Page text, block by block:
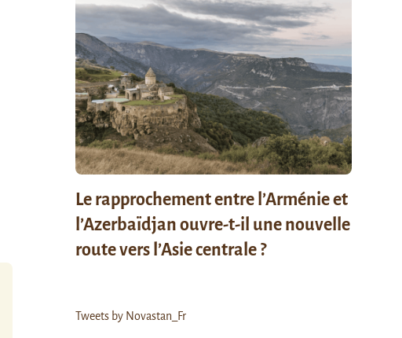
Le rapprochement entre l’Arménie et
l’Azerbaïdjan ouvre-t-il une nouvelle
route vers l’Asie centrale ?
Tweets by Novastan_Fr